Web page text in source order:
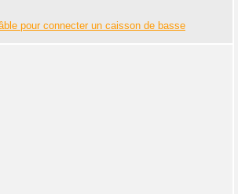
pour connecter un caisson de basse